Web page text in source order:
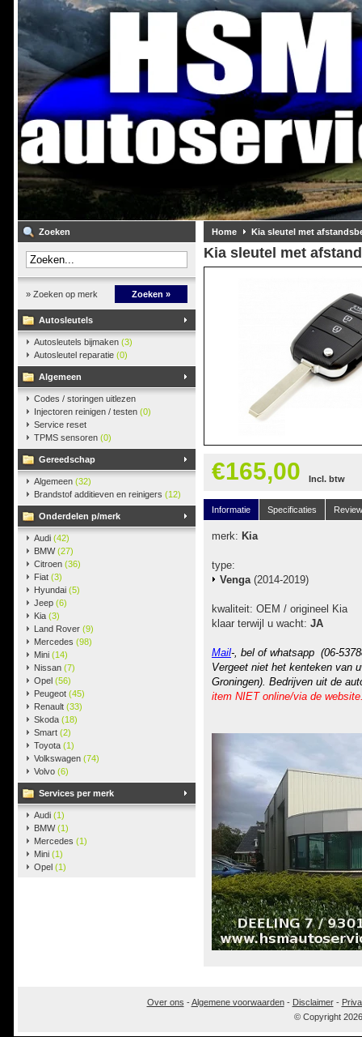
Zoeken
» Zoeken op merk Zoeken »
Autosleutels
Autosleutels bijmaken (3)
Autosleutel reparatie (0)
Algemeen
Codes / storingen uitlezen
Injectoren reinigen / testen (0)
Service reset
TPMS sensoren (0)
Gereedschap
Algemeen (32)
Brandstof additieven en reinigers (12)
Onderdelen p/merk
Audi (42)
BMW(27)
Citroen (36)
Fiat (3)
Hyundai (5)
Jeep (6)
Kia (3)
Land Rover (9)
Mercedes (98)
Mini (14)
Nissan (7)
Opel (56)
Peugeot (45)
Renault (33)
Skoda (18)
Smart (2)
Toyota (1)
Volkswagen (74)
Volvo (6)
Services per merk
Audi (1)
BMW(1)
Mercedes (1)
Mini (1)
Opel (1)
Home Kia sleutel met
Kia sleutel met
€165,00 Incl. btw
Informatie Specificaties
merk: Kia
type:
Venga(2014-2019)
kwaliteit: OEM / origineel Kia
klaar terwijl u wacht: JA
Mail-, bel of whatsapp (06-
Vergeet niet het kenteken van
Groningen). Bedrijven uit de
item NIET online/via de
Over ons -Algemene voorwaarden- Disclaimer-
© Copyright